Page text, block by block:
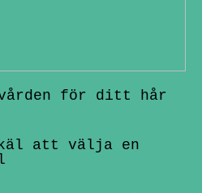
för ditt hår
att välja en